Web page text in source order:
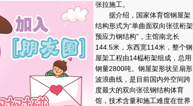
张拉施工。
据介绍，国家体育馆钢屋架
结构形式为“单曲面双向张弦桁架
预应力钢结构”，主馆南北长
144.5米，东西宽114米，整个钢
屋架工程由14榀桁架组成，总用
钢量2800吨。钢屋架形状呈扇形
波浪曲线，是目前国内外空间跨
度最大的双向张弦钢结构体育
馆，技术含量和施工难度在世界